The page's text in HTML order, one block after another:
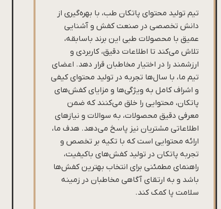
تیم تولید محتوای پاتکان طب، با بهره‌گیری از
دانش تخصصی در صنعت کفش و آشنایی
عمیق با محصولات طبی این برند باسابقه،
تلاش می‌کند تا اطلاعات دقیق، کاربردی و
ارزشمند را در اختیار مخاطبان قرار دهد. اعضای
تیم ما، با سال‌ها تجربه در تولید محتوای کیفی
و اشراف کامل به ویژگی‌ها و مزایای کفش‌های
پاتکان، محتوایی را خلق می‌کنند که ضمن
معرفی دقیق محصولات، به سوالات و نیازهای
اطلاعاتی مشتریان نیز پاسخ می‌دهد. هدف ما،
ارائه محتوایی است که با تکیه بر تخصص و
تجربه پاتکان در تولید کفش‌های باکیفیت،
راهنمای مطمئنی برای انتخاب بهترین کفش‌ها
باشد و به ارتقای آگاهی مخاطبان در زمینه
سلامت پا کمک کند.